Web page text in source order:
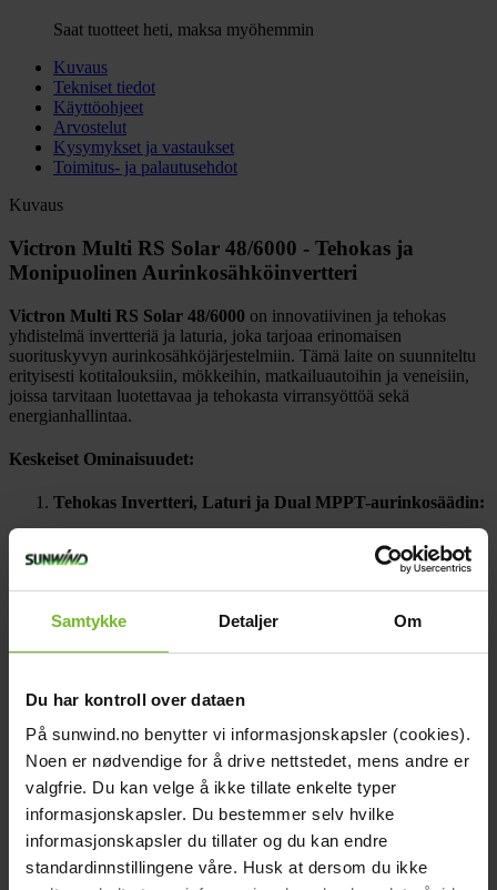
Samtykke Detaljer Om
Du har kontroll over dataen
På sunwind.no benytter vi informasjonskapsler (cookies).
Noen er nødvendige for å drive nettstedet, mens andre er
valgfrie. Du kan velge å ikke tillate enkelte typer
informasjonskapsler. Du bestemmer selv hvilke
informasjonskapsler du tillater og du kan endre
standardinnstillingene våre. Husk at dersom du ikke
Saat tuotteet heti, maksa myöhemmin
Kuvaus
Tekniset tiedot
Käyttöohjeet
Arvostelut
Kysymykset ja vastaukset
Toimitus- ja palautusehdot
Kuvaus
Victron Multi RS Solar 48/6000 - Tehokas ja
Monipuolinen Aurinkosähköinvertteri
Victron Multi RS Solar 48/6000 on innovatiivinen ja tehokas
yhdistelmä invertteriä ja laturia, joka tarjoaa erinomaisen
suorituskyvyn aurinkosähköjärjestelmiin. Tämä laite on suunniteltu
erityisesti kotitalouksiin, mökkeihin, matkailuautoihin ja veneisiin,
joissa tarvitaan luotettavaa ja tehokasta virransyöttöä sekä
energianhallintaa.
Keskeiset Ominaisuudet:
Tehokas Invertteri, Laturi ja Dual MPPT-aurinkosäädin:
Tuottaa korkealaatuista 230V AC-
virtaa, joka soveltuu herkille elektroniikkalaitteille.
Dual MPPT-aurinkosäädin:
Kaksi 450V MPPT-
aurinkopaneelien liittämisen, maksimoiden energian
Hybriditila: Tallentaa ylimääräisen aurinkoenergian
akkuihin yöllä tai korkean kysynnän aikana
käytettäväksi, ja täydentää verkon kapasiteettia
tarvittaessa.
Varmuustila:Automaattinen siirtyminen
varavirtalähteeksi sähkökatkosten aikana, pitäen
kriittiset järjestelmät käynnissä.